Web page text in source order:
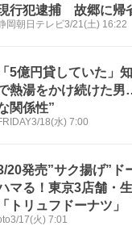
行犯逮捕 故郷に帰
・清水町
岡朝日テレビ3/21(土) 16:22
「5億円貸していた」
熱湯をかけ続けた
関係性”
3/18(水) 7:00
20発売”サク揚げ”ド
マる！東京3店舗・
「トリュフドーナツ」
3/17(火) 7:01